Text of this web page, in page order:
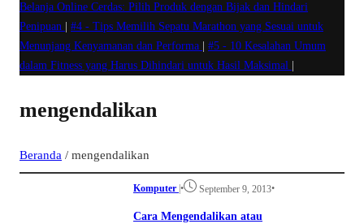
Belanja Online Cerdas: Pilih Produk dengan Bijak dan Hindari
Penipuan
#4 - Tips Memilih Sepatu Marathon yang Sesuai untuk
Menunjang Kenyamanan dan Performa
#5 - 10 Kesalahan Umum
dalam Fitness yang Harus Dihindari untuk Hasil Maksimal
mengendalikan
Beranda / mengendalikan
Komputer • September 9, 2013•
Cara Mengendalikan atau